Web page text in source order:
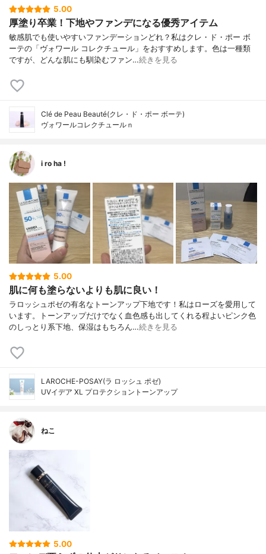
5.00
厚塗り卒業！下地やファンデになる優秀アイテム
敏感肌でも使いやすいファンデーションどれ？私はクレ・ド・ポー ボ
ーテの「ヴォワール コレクチュール」をおすすめします。色は一種類
ですが、どんな肌にも馴染むファン…続きを見る
Clé de Peau Beauté(クレ・ド・ポー ボーテ)
ヴォワールコレクチュールｎ
i ro ha !
5.00
肌に何も塗らないよりも肌に良い！
ラロッシュポゼの有名なトーンアップ下地です！私はローズを愛用して
います。トーンアップだけでなく血色感も出してくれる程よいピンク色
のしっとり系下地、保湿はもちろん…続きを見る
LAROCHE-POSAY(ラ ロッシュ ポゼ)
UVイデア XL プロテクショントーンアップ
ねこ
5.00